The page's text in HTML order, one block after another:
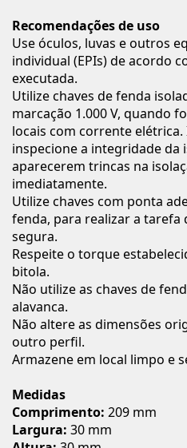
Recomendações de uso
Use óculos, luvas e outros
individual (EPIs) de acordo
executada.
Utilize chaves de fenda
marcação 1.000 V, quando
locais com corrente
inspecione a integridade da
aparecerem trincas na
imediatamente.
Utilize chaves com ponta
fenda, para realizar a tarefa
segura.
Respeite o torque
bitola.
Não utilize as chaves de
alavanca.
Não altere as dimensões
outro perfil.
Armazene em local limpo e
Medidas
Comprimento: 209 mm
Largura: 30 mm